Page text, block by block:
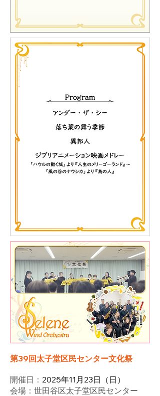
第39回太子堂区民センター文化祭
​開催日： 2025年11月23日（日）
会場：世田谷区太子堂区民センター